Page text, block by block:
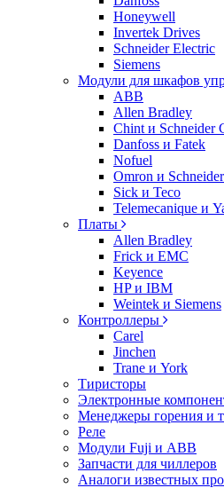
Honeywell
Invertek Drives
Schneider Electric
Siemens
Модули для шкафов
ABB
Allen Bradley
Chint и Schneider
Danfoss и Fatek
Nofuel
Omron и
Sick и Teco
Telemecanique и
Платы
Allen Bradley
Frick и EMC
Keyence
HP и IBM
Weintek и Siemens
Контроллеры
Carel
Jinchen
Trane и York
Тиристоры
Электронные
Менеджеры горения и
Реле
Модули Fuji и ABB
Запчасти для чиллеров
Аналоги известных